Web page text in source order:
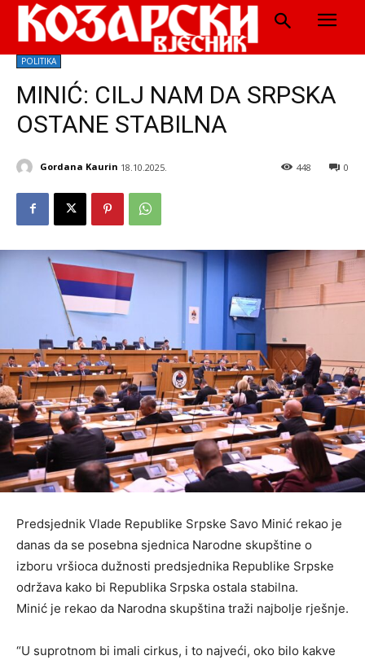
POLITIKA
MINIĆ: CILJ NAM DA SRPSKA
OSTANE STABILNA
Gordana Kaurin 18.10.2025. 0
448
Predsjednik Vlade Republike Srpske Savo Minić rekao je
danas da se posebna sjednica Narodne skupštine o
izboru vršioca dužnosti predsjednika Republike Srpske
održava kako bi Republika Srpska ostala stabilna.
Minić je rekao da Narodna skupština traži najbolje rješnje.
“U suprotnom bi imali cirkus, i to najveći, oko bilo kakve